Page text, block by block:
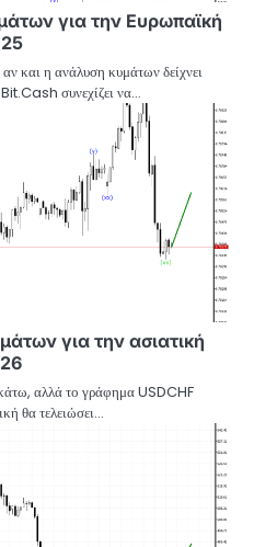
για την Ευρωπαϊκή
και η ανάλυση κυμάτων δείχνει
συνεχίζει να…
για την ασιατική
κάτω, αλλά το γράφημα USDCHF
θα τελειώσει…